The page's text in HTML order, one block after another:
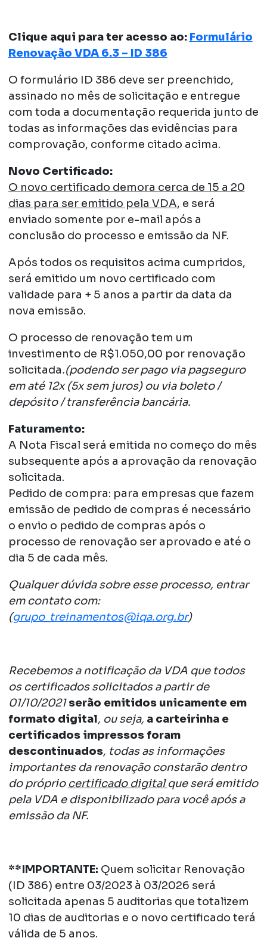
Clique aqui para ter acesso ao: Formulário
Renovação VDA 6.3 – ID 386
O formulário ID 386 deve ser preenchido,
assinado no mês de solicitação e entregue
com toda a documentação requerida junto de
todas as informações das evidências para
comprovação, conforme citado acima.
Novo Certificado:
O novo certificado demora cerca de 15 a 20
dias para ser emitido pela VDA, e será
enviado somente por e-mail após a
conclusão do processo e emissão da NF.
Após todos os requisitos acima cumpridos,
será emitido um novo certificado com
validade para + 5 anos a partir da data da
nova emissão.
O processo de renovação tem um
investimento de R$1.050,00 por renovação
solicitada.(podendo ser pago via pagseguro
em até 12x (5x sem juros) ou via boleto /
depósito / transferência bancária.
Faturamento:
A Nota Fiscal será emitida no começo do mês
subsequente após a aprovação da renovação
solicitada.
Pedido de compra: para empresas que fazem
emissão de pedido de compras é necessário
o envio o pedido de compras após o
processo de renovação ser aprovado e até o
dia 5 de cada mês.
Qualquer dúvida sobre esse processo, entrar
em contato com:
(grupo_treinamentos@iqa.org.br)
Recebemos a notificação da VDA que todos
os certificados solicitados a partir de
01/10/2021serão emitidos unicamente em
formato digital, ou seja, a carteirinha e
certificados impressos foram
descontinuados, todas as informações
importantes da renovação constarão dentro
do próprio certificado digitalque será emitido
pela VDA e disponibilizado para você após a
emissão da NF.
**IMPORTANTE: Quem solicitar Renovação
(ID 386) entre 03/2023 à 03/2026 será
solicitada apenas 5 auditorias que totalizem
10 dias de auditorias e o novo certificado terá
válida de 5 anos.